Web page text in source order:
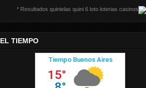
* Resultados quinielas quini 6 loto loterias casinos
EL TIEMPO